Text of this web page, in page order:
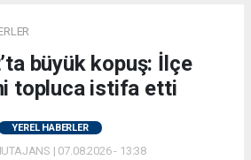
büyük kopuş: İlçe
topluca istifa etti
YEREL HABERLER
| 07.08.2026 - 13:38